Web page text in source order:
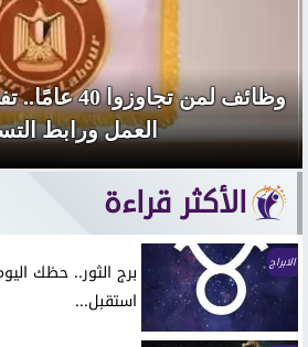
وظائف لمن
العمل ورابط
الأكثر قراءة
الابراج
استقبل...